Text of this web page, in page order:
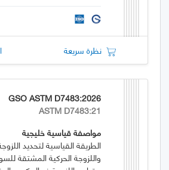
نظرة سريعة
GSO ASTM D7483:2026
ASTM D7483:21
مواصفة قياسية خليجية
الطريقة القياسية لتحديد
واللزوجة الحركية المشتقة